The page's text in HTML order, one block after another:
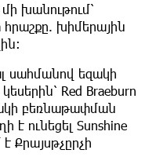
խանութում՝
խիմերային
սահմանով եզակի
Red Braeburn
բեռնաթափման
է ունեցել Sunshine
Քրայսթչըրչի